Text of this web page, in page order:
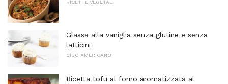
RICETTE VEGETALI
Glassa alla vaniglia senza glutine e senza
latticini
CIBO AMERICANO
Ricetta tofu al forno aromatizzata al